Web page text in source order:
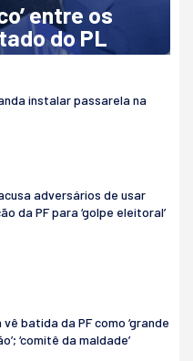
entre os
do PL
instalar passarela na
adversários de usar
da PF para ‘golpe eleitoral’
vê batida da PF como ‘grande
‘comitê da maldade’